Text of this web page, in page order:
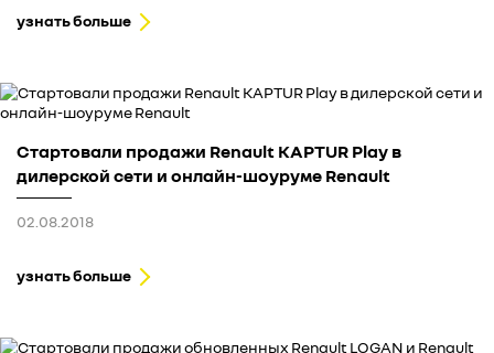
узнать больше
Стартовали продажи Renault KAPTUR Play в
дилерской сети и онлайн-шоуруме Renault
02.08.2018
узнать больше